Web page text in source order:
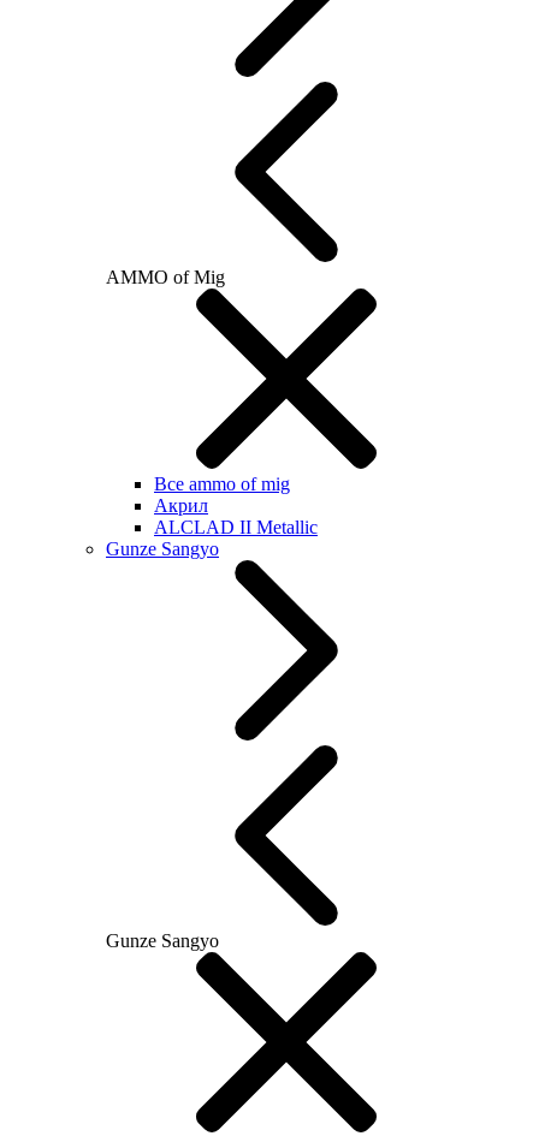
AMMO of Mig
Все ammo of mig
Акрил
ALCLAD II Metallic
Gunze Sangyo
Gunze Sangyo